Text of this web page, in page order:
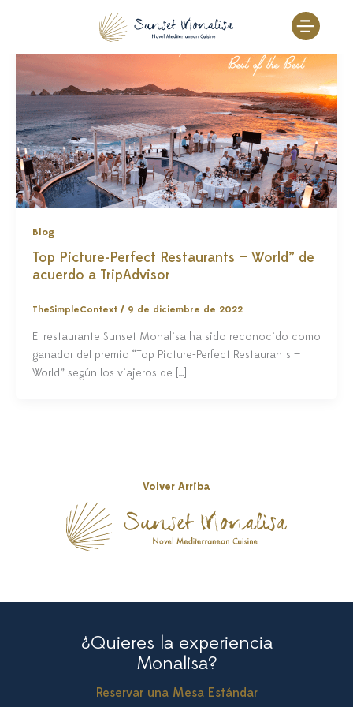
Blog
Top Picture-Perfect Restaurants — World” de
acuerdo a TripAdvisor
TheSimpleContext / 9 de diciembre de 2022
El restaurante Sunset Monalisa ha sido reconocido como
ganador del premio “Top Picture-Perfect Restaurants —
World” según los viajeros de […]
Volver Arriba
¿Quieres la experiencia
Monalisa?
Reservar una Mesa Estándar